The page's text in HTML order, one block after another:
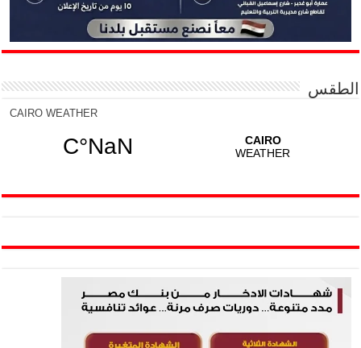
الطقس
CAIRO WEATHER